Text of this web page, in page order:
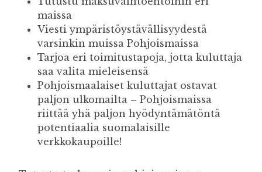
maissa
Viesti ympäristöystävällisyydestä
varsinkin muissa Pohjoismaissa
Tarjoa eri toimitustapoja, jotta kuluttaja
saa valita mieleisensä
Pohjoismaalaiset kuluttajat ostavat
paljon ulkomailta – Pohjoismaissa
riittää yhä paljon hyödyntämätöntä
potentiaalia suomalaisille
verkkokaupoille!